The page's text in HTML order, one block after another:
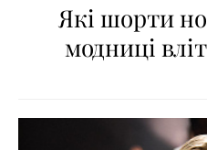
Які шорти
модниці